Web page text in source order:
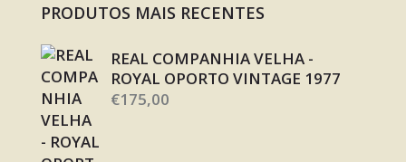
PRODUTOS MAIS RECENTES
REAL COMPANHIA VELHA -
ROYAL OPORTO VINTAGE 1977
€175,00